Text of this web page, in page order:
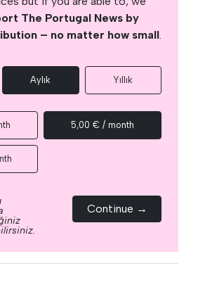
The Portugal News by
– no matter how small.
Aylık Yıllık
5,00 € / month
Continue →